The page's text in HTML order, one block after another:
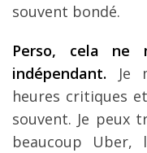
souvent bondé.
Perso, cela
indépendant. Je
heures critiques
souvent. Je peux
beaucoup